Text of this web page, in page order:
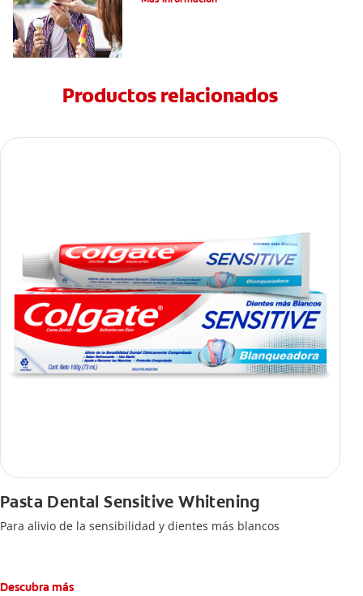
Productos relacionados
Pasta Dental Sensitive Whitening
Para alivio de la sensibilidad y dientes más blancos
Descubra más